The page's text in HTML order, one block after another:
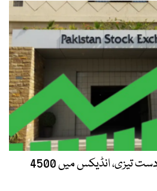
اسٹاک ایکسچینج میں زبردست تیزی، انڈیکس میں 4500